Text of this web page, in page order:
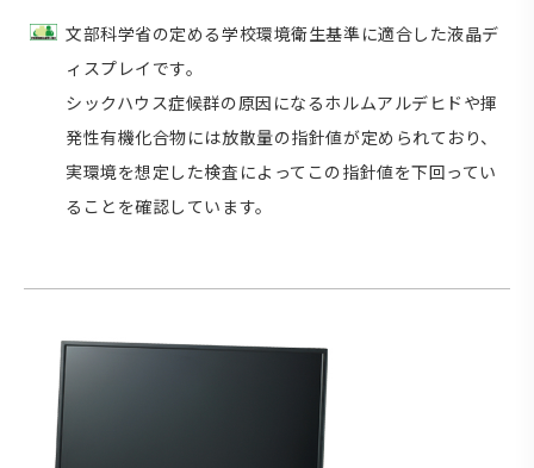
文部科学省の定める学校環境衛生基準に適合した液晶デ
ィスプレイです。
シックハウス症候群の原因になるホルムアルデヒドや揮
発性有機化合物には放散量の指針値が定められており、
実環境を想定した検査によってこの指針値を下回ってい
ることを確認しています。